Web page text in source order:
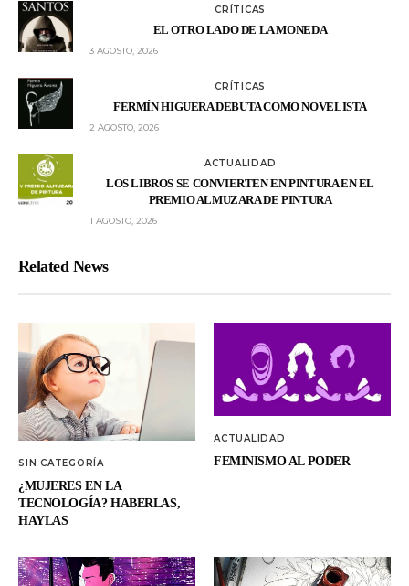
CRÍTICAS
EL OTRO LADO DE LA MONEDA
3 AGOSTO, 2026
CRÍTICAS
FERMÍN HIGUERA DEBUTA COMO NOVELISTA
2 AGOSTO, 2026
ACTUALIDAD
LOS LIBROS SE CONVIERTEN EN PINTURA EN EL
PREMIO ALMUZARA DE PINTURA
1 AGOSTO, 2026
Related News
SIN CATEGORÍA
¿MUJERES EN LA
TECNOLOGÍA? HABERLAS,
HAYLAS
ACTUALIDAD
FEMINISMO AL PODER